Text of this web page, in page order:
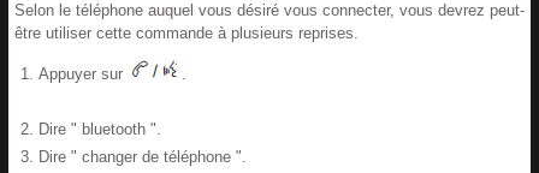
Selon le téléphone auquel vous désiré vous connecter, vous devrez peut-
être utiliser cette commande à plusieurs reprises.
Appuyer sur .
Dire " bluetooth ".
Dire " changer de téléphone ".